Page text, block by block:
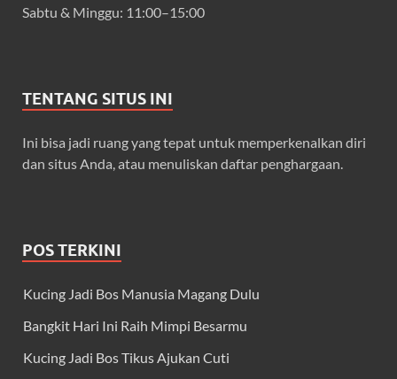
Sabtu & Minggu: 11:00–15:00
TENTANG SITUS INI
Ini bisa jadi ruang yang tepat untuk memperkenalkan diri
dan situs Anda, atau menuliskan daftar penghargaan.
POS TERKINI
Kucing Jadi Bos Manusia Magang Dulu
Bangkit Hari Ini Raih Mimpi Besarmu
Kucing Jadi Bos Tikus Ajukan Cuti